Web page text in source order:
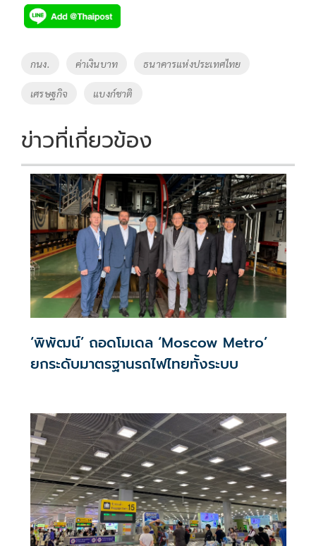
e
b
o
o
k
tt
er
p
y
Li
n
k
Tags
กนง. ค่าเงินบาท ธนาคารแห่งประเทศไทย
เศรษฐกิจ แบงก์ชาติ
ข่าวที่เกี่ยวข้อง
‘พิพัฒน์’ ถอดโมเดล ‘Moscow Metro’
ยกระดับมาตรฐานรถไฟไทยทั้งระบบ